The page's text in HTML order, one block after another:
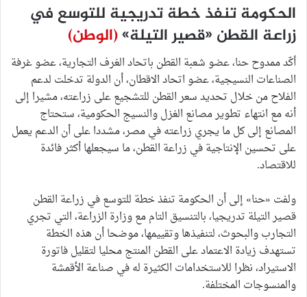
الحكومة تنفذ خطة تدريجية للتوسع في
زراعة القطن «قصير التيلة»(الوطن)
أكّد ممدوح حنا، عضو شعبة القطن باتحاد الغرف التجارية، عضو غرفة
الصناعات النسيجية، عضو اتحاد الاقطان، أن الدولة تدخلت لدعم
الفلاح من خلال تحديد سعر القطن للتشجيع على زراعته، مشيرا إلى
أنه مع انتهاء تطوير مصانع الغزل والنسيج الحكومية، ستحتاج
المصانع إلى كل ما يجري زراعته في مصر، مشددا على أن الدعم يعمل
على تحسين الإنتاجية في زراعة القطن، ما سيجعلها أكثر فائدة
للاقتصاد.
ولفت «حنا» إلى أن الحكومة تنفذ خطة للتوسع في زراعة القطن
قصير التيلة تدريجيا، بالتنسيق التام مع وزارة الزراعة، التي تجري
التجارب والبحوث، لتنفيذها وتقييمها، موضحا أن هذه الخطة
تستهدف زيادة الاعتماد على القطن المنتج محليا لتقليل فاتورة
الاستيراد، نظرا للاستخدامات الكثيرة له في صناعة الأقمشة
والمنسوجات المختلفة.